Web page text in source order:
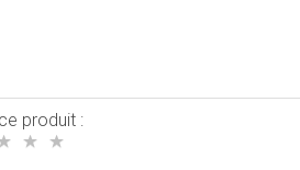
produit :